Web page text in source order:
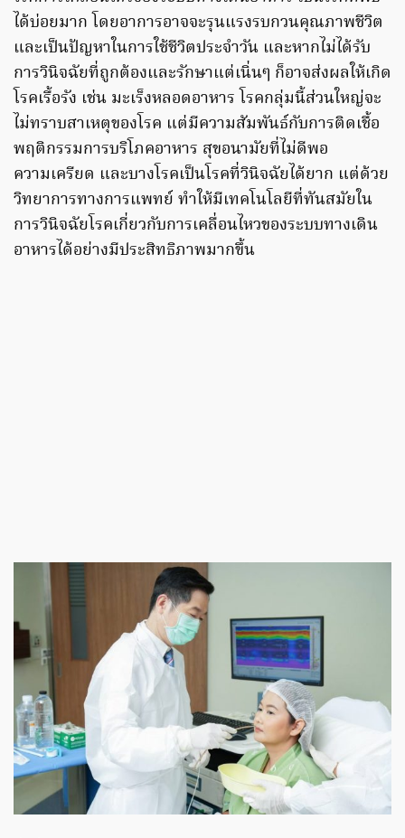
ได้บ่อยมาก โดยอาการอาจจะรุนแรงรบกวนคุณภาพชีวิต
และเป็นปัญหาในการใช้ชีวิตประจำวัน และหากไม่ได้รับ
การวินิจฉัยที่ถูกต้องและรักษาแต่เนิ่นๆ ก็อาจส่งผลให้เกิด
โรคเรื้อรัง เช่น มะเร็งหลอดอาหาร โรคกลุ่มนี้ส่วนใหญ่จะ
ไม่ทราบสาเหตุของโรค แต่มีความสัมพันธ์กับการติดเชื้อ
พฤติกรรมการบริโภคอาหาร สุขอนามัยที่ไม่ดีพอ
ความเครียด และบางโรคเป็นโรคที่วินิจฉัยได้ยาก แต่ด้วย
วิทยาการทางการแพทย์ ทำให้มีเทคโนโลยีที่ทันสมัยใน
การวินิจฉัยโรคเกี่ยวกับการเคลื่อนไหวของระบบทางเดิน
อาหารได้อย่างมีประสิทธิภาพมากขึ้น